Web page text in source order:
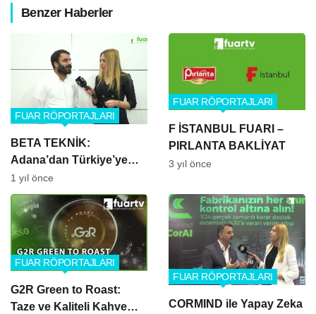
Benzer Haberler
BETA TEKNİK:
Adana’dan Türkiye’ye
Uzanan Plastik Makine
Teknolojisi
FUAR RÖPORTAJLARI
1 yıl önce
F İSTANBUL FUARI –
PIRLANTA BAKLİYAT
FUAR RÖPORTAJLARI
3 yıl önce
G2R Green to Roast:
Taze ve Kaliteli Kahve
FUAR RÖPORTAJLARI
CORMIND ile Yapay Zeka
FUAR RÖPORTAJLARI